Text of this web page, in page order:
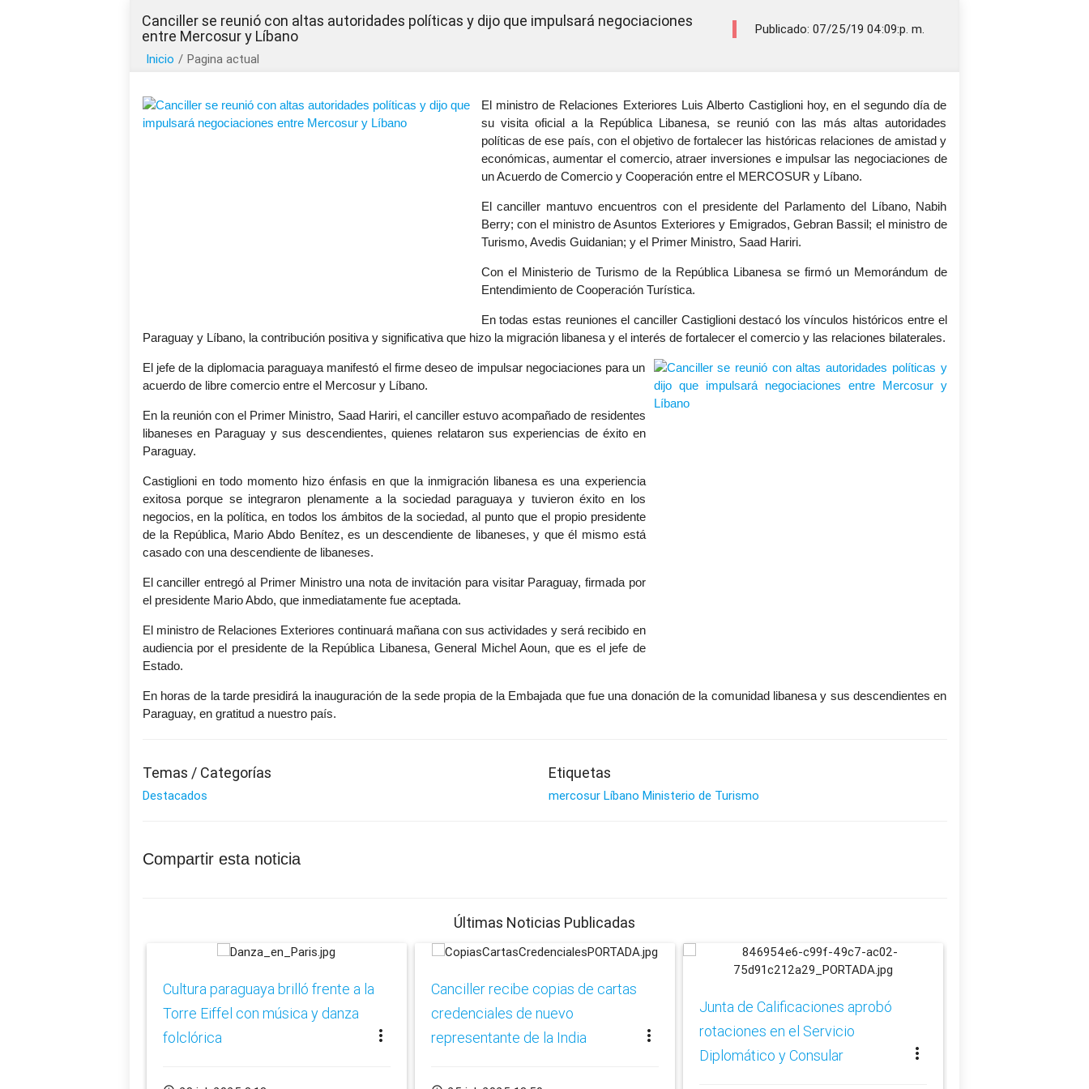
Canciller se reunió con altas autoridades políticas y dijo que impulsará negociaciones
entre Mercosur y Líbano
Inicio / Pagina actual
Publicado: 07/25/19 04:09:p. m.
El ministro de Relaciones Exteriores Luis Alberto Castiglioni hoy, en el segundo día de
su visita oficial a la República Libanesa, se reunió con las más altas autoridades
políticas de ese país, con el objetivo de fortalecer las históricas relaciones de amistad y
económicas, aumentar el comercio, atraer inversiones e impulsar las negociaciones de
un Acuerdo de Comercio y Cooperación entre el MERCOSUR y Líbano.
El canciller mantuvo encuentros con el presidente del Parlamento del Líbano, Nabih
Berry; con el ministro de Asuntos Exteriores y Emigrados, Gebran Bassil; el ministro de
Turismo, Avedis Guidanian; y el Primer Ministro, Saad Hariri.
Con el Ministerio de Turismo de la República Libanesa se firmó un Memorándum de
Entendimiento de Cooperación Turística.
En todas estas reuniones el canciller Castiglioni destacó los vínculos históricos entre el
Paraguay y Líbano, la contribución positiva y significativa que hizo la migración libanesa y el interés de fortalecer el comercio y las relaciones bilaterales.
El jefe de la diplomacia paraguaya manifestó el firme deseo de impulsar negociaciones para un
acuerdo de libre comercio entre el Mercosur y Líbano.
En la reunión con el Primer Ministro, Saad Hariri, el canciller estuvo acompañado de residentes
libaneses en Paraguay y sus descendientes, quienes relataron sus experiencias de éxito en
Paraguay.
Castiglioni en todo momento hizo énfasis en que la inmigración libanesa es una experiencia
exitosa porque se integraron plenamente a la sociedad paraguaya y tuvieron éxito en los
negocios, en la política, en todos los ámbitos de la sociedad, al punto que el propio presidente
de la República, Mario Abdo Benítez, es un descendiente de libaneses, y que él mismo está
casado con una descendiente de libaneses.
El canciller entregó al Primer Ministro una nota de invitación para visitar Paraguay, firmada por
el presidente Mario Abdo, que inmediatamente fue aceptada.
El ministro de Relaciones Exteriores continuará mañana con sus actividades y será recibido en
audiencia por el presidente de la República Libanesa, General Michel Aoun, que es el jefe de
Estado.
En horas de la tarde presidirá la inauguración de la sede propia de la Embajada que fue una donación de la comunidad libanesa y sus descendientes en
Paraguay, en gratitud a nuestro país.
Temas / Categorías
Destacados
Etiquetas
mercosur Líbano Ministerio de Turismo
Compartir esta noticia
Últimas Noticias Publicadas
​Cultura paraguaya brilló frente a la
Torre Eiffel con música y danza
folclórica
more_vert
Canciller recibe copias de cartas
credenciales de nuevo
representante de la India
more_vert
Junta de Calificaciones aprobó
rotaciones en el Servicio
Diplomático y Consular
more_vert